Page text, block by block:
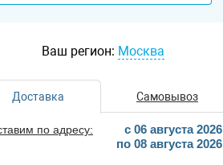
Ваш регион: Москва
Доставка Самовывоз
по адресу:
c 06 августа 2026
по 08 августа 2026